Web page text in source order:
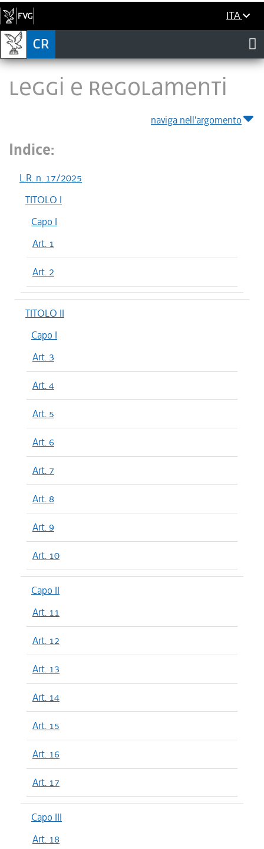
ITA
LEGGI E REGOLAMENTI
naviga nell'argomento
Indice:
L.R. n. 17/2025
TITOLO I
Capo I
Art. 1
Art. 2
TITOLO II
Capo I
Art. 3
Art. 4
Art. 5
Art. 6
Art. 7
Art. 8
Art. 9
Art. 10
Capo II
Art. 11
Art. 12
Art. 13
Art. 14
Art. 15
Art. 16
Art. 17
Capo III
Art. 18